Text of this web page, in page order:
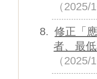
（2025/
修正「
者、最
（2025/